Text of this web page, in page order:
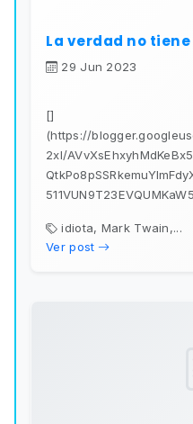
La verdad no
29 Jun 2023
[]
(https://
2xl/
idiota, Mark Twain,...
Ver post